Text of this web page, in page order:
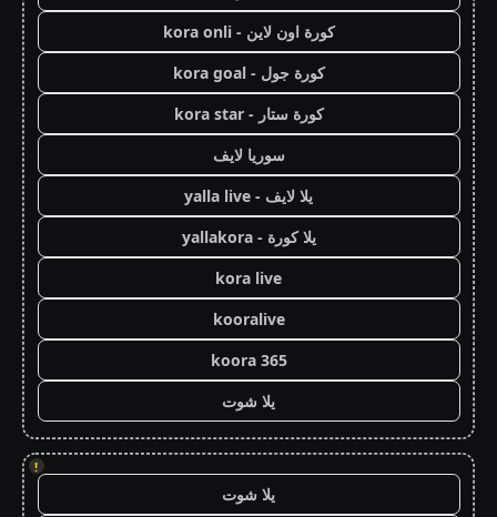
كورة اون لاين - kora onli
كورة جول - kora goal
كورة ستار - kora star
سوريا لايف
يلا لايف - yalla live
يلا كورة - yallakora
kora live
kooralive
koora 365
يلا شوت
!
يلا شوت